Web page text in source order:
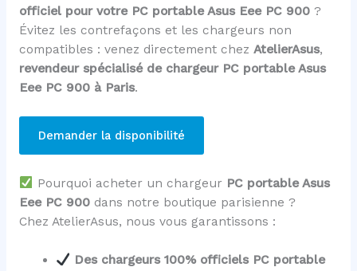
officiel pour votre PC portable Asus Eee PC 900?
Évitez les contrefaçons et les chargeurs non
compatibles : venez directement chez AtelierAsus,
revendeur spécialisé de chargeur PC portable Asus
Eee PC 900 à Paris.
Demander la disponibilité
Pourquoi acheter un chargeur PC portable Asus
Eee PC 900dans notre boutique parisienne ?
Chez AtelierAsus, nous vous garantissons :
Des chargeurs 100% officiels PC portable